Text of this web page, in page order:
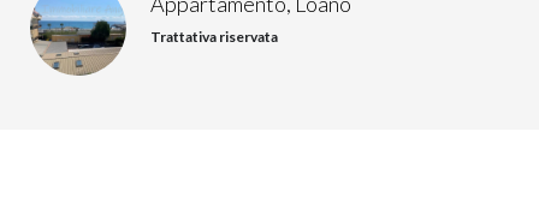
Trattativa riservata